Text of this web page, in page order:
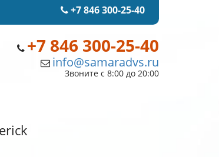
+7 846 300-25-40
+7 846 300-25-40
info@samaradvs.ru
Звоните с 8:00 до 20:00